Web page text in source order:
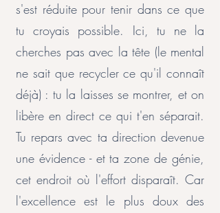
s'est réduite pour tenir dans ce que
tu croyais possible. Ici, tu ne la
cherches pas avec la tête (le mental
ne sait que recycler ce qu'il connaît
déjà) : tu la laisses se montrer, et on
libère en direct ce qui t'en séparait.
Tu repars avec ta direction devenue
une évidence - et ta zone de génie,
cet endroit où l'effort disparaît. Car
l'excellence est le plus doux des